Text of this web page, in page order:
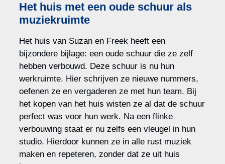
Het huis met een oude schuur als
muziekruimte
Het huis van Suzan en Freek heeft een
bijzondere bijlage: een oude schuur die ze zelf
hebben verbouwd. Deze schuur is nu hun
werkruimte. Hier schrijven ze nieuwe nummers,
oefenen ze en vergaderen ze met hun team. Bij
het kopen van het huis wisten ze al dat de schuur
perfect was voor hun werk. Na een flinke
verbouwing staat er nu zelfs een vleugel in hun
studio. Hierdoor kunnen ze in alle rust muziek
maken en repeteren, zonder dat ze uit huis